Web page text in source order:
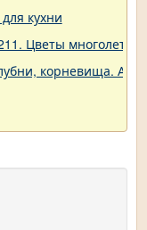
кухни
Цветы
корневища.